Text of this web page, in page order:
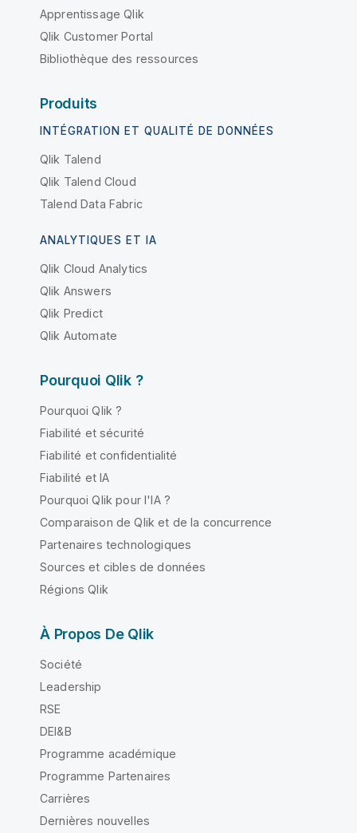
Apprentissage Qlik
Qlik Customer Portal
Bibliothèque des ressources
Produits
INTÉGRATION ET QUALITÉ DE DONNÉES
Qlik Talend
Qlik Talend Cloud
Talend Data Fabric
ANALYTIQUES ET IA
Qlik Cloud Analytics
Qlik Answers
Qlik Predict
Qlik Automate
Pourquoi Qlik ?
Pourquoi Qlik ?
Fiabilité et sécurité
Fiabilité et confidentialité
Fiabilité et IA
Pourquoi Qlik pour l'IA ?
Comparaison de Qlik et de la concurrence
Partenaires technologiques
Sources et cibles de données
Régions Qlik
À Propos De Qlik
Société
Leadership
RSE
DEI&B
Programme académique
Programme Partenaires
Carrières
Dernières nouvelles